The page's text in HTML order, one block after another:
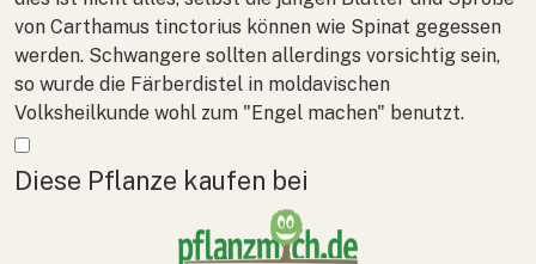
von Carthamus tinctorius können wie Spinat gegessen
werden. Schwangere sollten allerdings vorsichtig sein,
so wurde die Färberdistel in moldavischen
Volksheilkunde wohl zum "Engel machen" benutzt.
Mehr anzeigen
Diese Pflanze kaufen bei